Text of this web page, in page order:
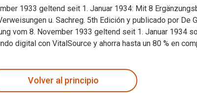
1933 geltend seit 1. Januar 1934: Mit 8
u. Sachreg. 5th Edición y publicado por
vom 8. November 1933 geltend seit 1. Januar 1934
digital con VitalSource y ahorra hasta un 80 % en
Volver al principio